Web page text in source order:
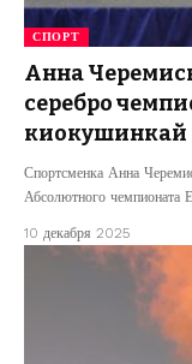
СПОРТ
Анна
серебро
киокушинкай
Спортсменка Анна
Абсолютного чемпионата
10 декабря 2025